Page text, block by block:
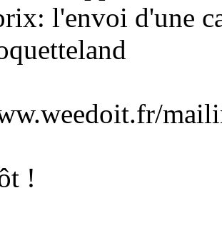
l'envoi d'une
!